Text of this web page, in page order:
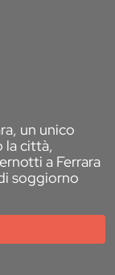
un unico
la città,
a Ferrara
soggiorno